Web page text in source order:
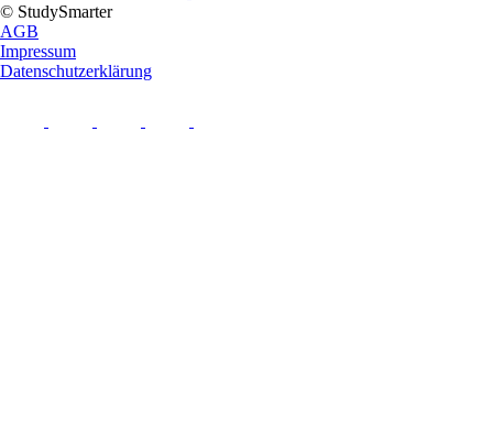
© StudySmarter
AGB
Impressum
Datenschutzerklärung